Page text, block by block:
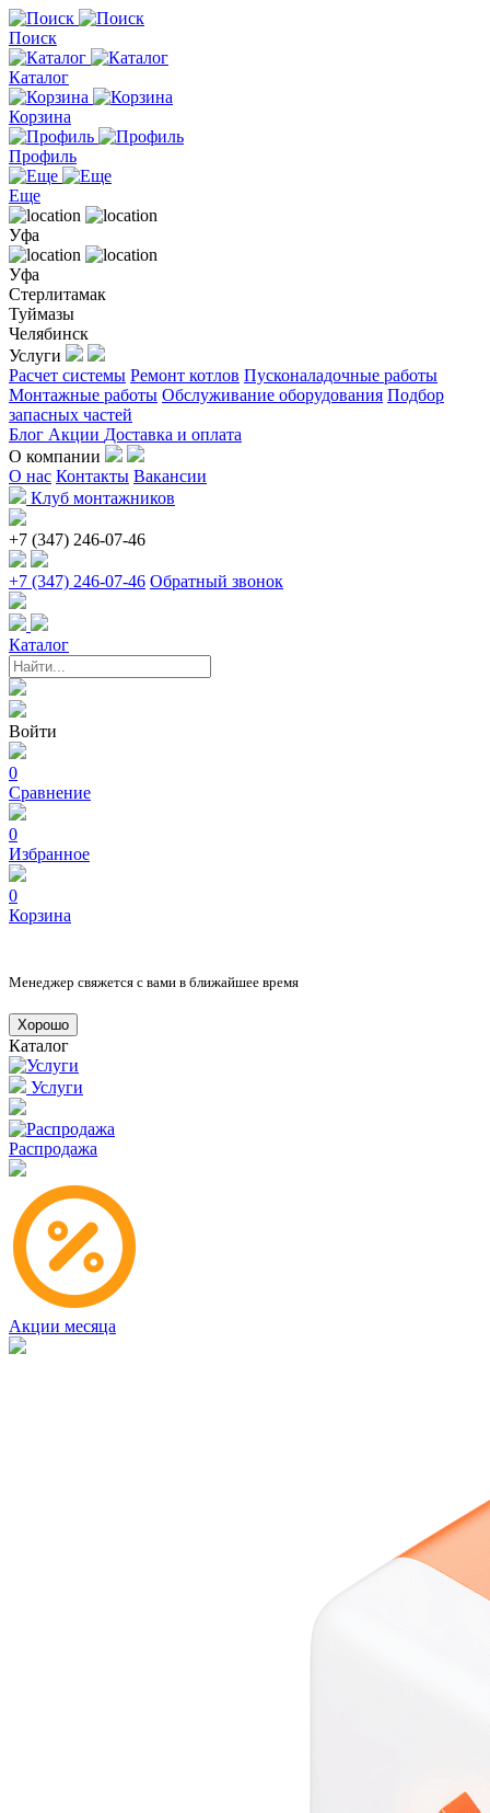
Поиск
Каталог
Корзина
Профиль
Еще
Уфа
Уфа
Стерлитамак
Туймазы
Челябинск
Услуги
Расчет системы Ремонт котлов Пусконаладочные работы
Монтажные работы Обслуживание оборудования Подбор
запасных частей
Блог Акции Доставка и оплата
О компании
О нас Контакты Вакансии
Клуб монтажников
+7 (347) 246-07-46
+7 (347) 246-07-46 Обратный звонок
Каталог
Войти
0
Сравнение
0
Избранное
0
Корзина
Менеджер свяжется с вами в ближайшее время
Хорошо
Каталог
Услуги
Распродажа
Акции месяца